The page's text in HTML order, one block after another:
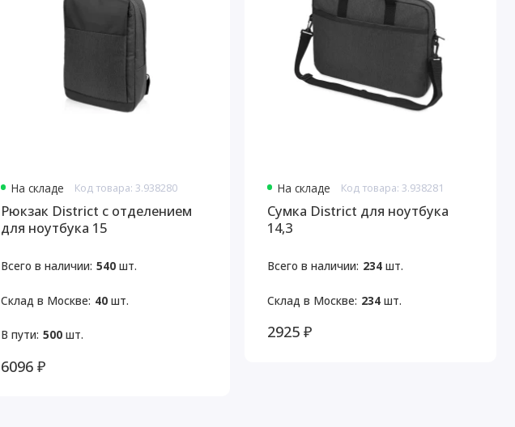
На складе Код товара: 3.938280
Рюкзак District с отделением
для ноутбука 15
Всего в наличии: 540шт.
Склад в Москве: 40шт.
В пути: 500шт.
6096 ₽
На складе Код товара: 3.938281
Сумка District для ноутбука
14,3
Всего в наличии: 234шт.
Склад в Москве: 234шт.
2925 ₽